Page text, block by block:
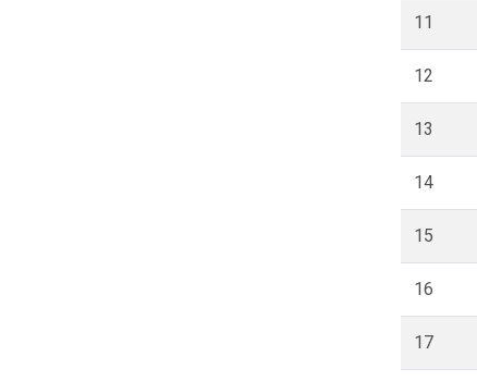
11
12
13
14
15
16
17